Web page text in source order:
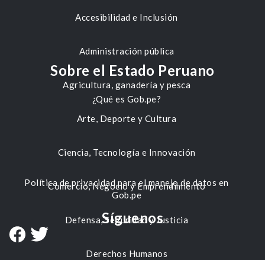
Accesibilidad e Inclusión
Administración pública
Agricultura, ganadería y pesca
Arte, Deporte y Cultura
Ciencia, Tecnología e Innovación
Comercio, Negocio y Emprendimiento
Defensa, Seguridad y Justicia
Derechos Humanos
Sobre el Estado Peruano
¿Qué es Gob.pe?
Política de privacidad para el manejo de datos en
Gob.pe
Síguenos